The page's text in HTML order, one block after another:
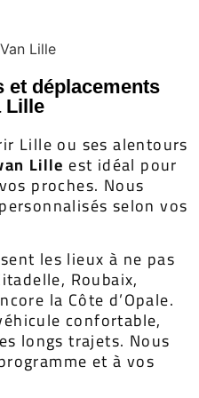
déplacements
Lille
Lille ou ses alentours
Lille est idéal pour
proches. Nous
selon vos
les lieux à ne pas
Roubaix,
la Côte d’Opale.
confortable,
longs trajets. Nous
et à vos